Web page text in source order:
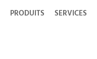
PRODUITS SERVICES